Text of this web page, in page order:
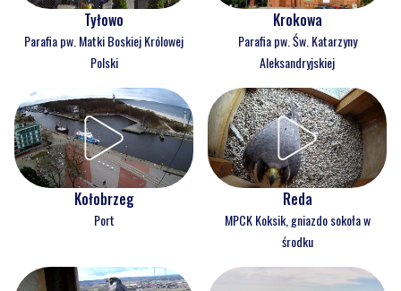
Tyłowo
Parafia pw. Matki Boskiej Królowej
Polski
Krokowa
Parafia pw. Św. Katarzyny
Aleksandryjskiej
Kołobrzeg
Port
Reda
MPCK Koksik, gniazdo sokoła w
środku